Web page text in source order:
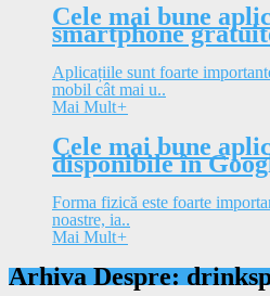
Cele mai bune
smartphone
Aplicațiile sunt foarte
mobil cât mai u..
Mai Mult+
Cele mai bune
disponibile în
Forma fizică este foarte
noastre, ia..
Mai Mult+
Arhiva Despre: